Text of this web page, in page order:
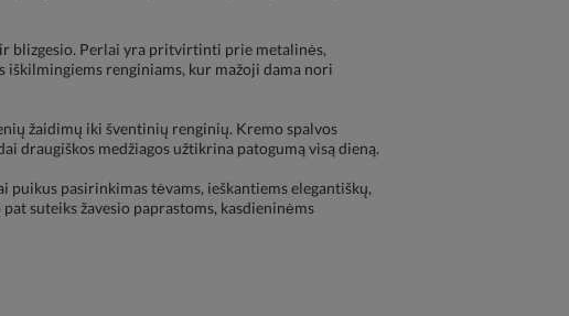
blizgesio. Perlai yra pritvirtinti prie metalinės,
iškilmingiems renginiams, kur mažoji dama nori
žaidimų iki šventinių renginių. Kremo spalvos
draugiškos medžiagos užtikrina patogumą visą dieną.
pasirinkimas tėvams, ieškantiems elegantiškų,
suteiks žavesio paprastoms, kasdieninėms